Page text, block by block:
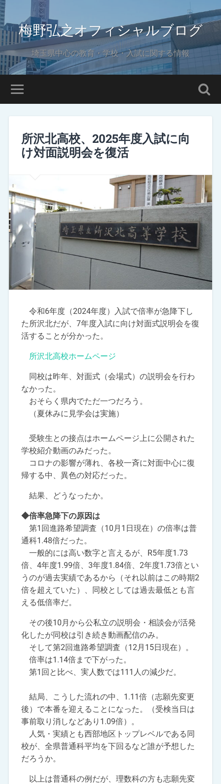
梅野弘之オフィシャルブログ
埼玉県中心の教育・学校・入試に関する情報
所沢北高校、2025年度入試に向
け対面説明会を復活
令和6年度（2024年度）入試で倍率が急降下し
た所沢北だが、7年度入試に向け対面式説明会を復
活することが分かった。
所沢北高校ホームページ
同校は昨年、対面式（会場式）の説明会を行わ
なかった。
おそらく県内でただ一つだろう。
（夏休みに見学会は実施）
受験生との接点はホームページ上に公開された
学校紹介動画のみだった。
コロナの影響が薄れ、各校一斉に対面中心に復
帰する中、異色の対応だった。
結果、どうなったか。
◆倍率急降下の原因は
第1回進路希望調査（10月1日現在）の倍率は普
通科1.48倍だった。
一般的には高い数字と言えるが、R5年度1.73
倍、4年度1.99倍、3年度1.84倍、2年度1.73倍とい
うのが過去実績であるから（それ以前はこの時期2
倍を超えていた）、同校としては過去最低とも言
える低倍率だ。
その後10月から公私立の説明会・相談会が活発
化したが同校は引き続き動画配信のみ。
そして第2回進路希望調査（12月15日現在）。
倍率は1.14倍まで下がった。
第1回と比べ、実人数では111人の減少だ。
結局、こうした流れの中、1.11倍（志願先変更
後）で本番を迎えることになった。（受検当日は
事前取り消しなどあり1.09倍）。
人気・実績とも西部地区トップレベルである同
校が、全県普通科平均を下回るなど誰が予想した
だろうか。
以上は普通科の例だが、理数科の方も志願先変